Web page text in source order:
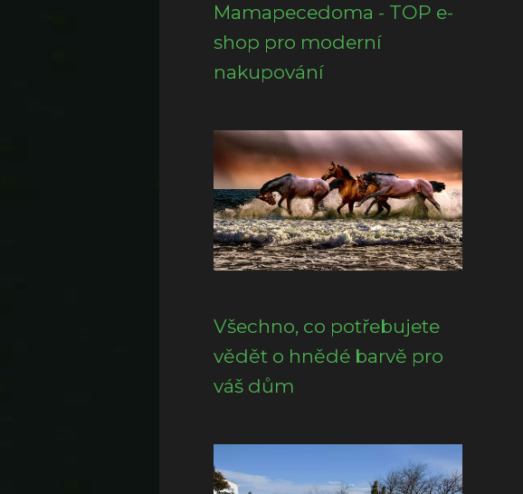
Mamapecedoma - TOP e-
shop pro moderní
nakupování
Všechno, co potřebujete
vědět o hnědé barvě pro
váš dům